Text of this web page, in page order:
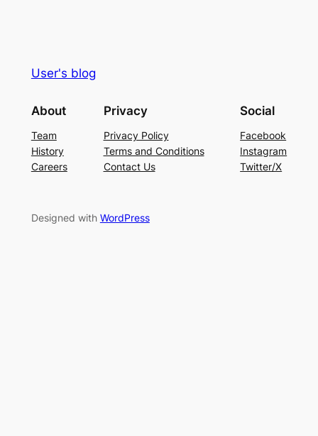
User's blog
About
Team
History
Careers
Privacy
Privacy Policy
Terms and Conditions
Contact Us
Social
Facebook
Instagram
Twitter/X
Designed with WordPress